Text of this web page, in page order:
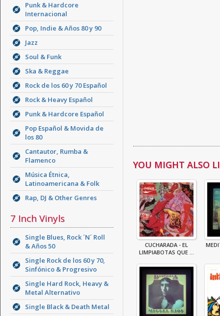
Punk & Hardcore
Internacional
Pop, Indie & Años 80 y 90
Jazz
Soul & Funk
Ska & Reggae
Rock de los 60 y 70 Español
Rock & Heavy Español
Punk & Hardcore Español
Pop Español & Movida de
los 80
Cantautor, Rumba &
Flamenco
Música Étnica,
Latinoamericana & Folk
Rap, DJ & Other Genres
7 Inch Vinyls
Single Blues, Rock ´N´ Roll
& Años 50
Single Rock de los 60 y 70,
Sinfónico & Progresivo
Single Hard Rock, Heavy &
Metal Alternativo
Single Black & Death Metal
YOU MIGHT ALSO
CUCHARADA - EL
LIMPIABOTAS QUE ...